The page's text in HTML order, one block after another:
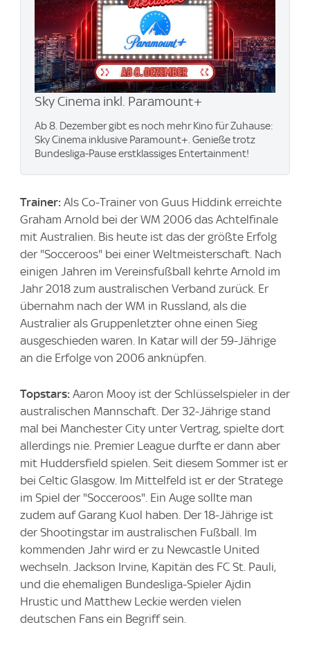
Sky Cinema inkl. Paramount+
Ab 8. Dezember gibt es noch mehr Kino für Zuhause:
Sky Cinema inklusive Paramount+. Genieße trotz
Bundesliga-Pause erstklassiges Entertainment!
Trainer: Als Co-Trainer von Guus Hiddink erreichte
Graham Arnold bei der WM 2006 das Achtelfinale
mit Australien. Bis heute ist das der größte Erfolg
der "Socceroos" bei einer Weltmeisterschaft. Nach
einigen Jahren im Vereinsfußball kehrte Arnold im
Jahr 2018 zum australischen Verband zurück. Er
übernahm nach der WM in Russland, als die
Australier als Gruppenletzter ohne einen Sieg
ausgeschieden waren. In Katar will der 59-Jährige
an die Erfolge von 2006 anknüpfen.
Topstars: Aaron Mooy ist der Schlüsselspieler in der
australischen Mannschaft. Der 32-Jährige stand
mal bei Manchester City unter Vertrag, spielte dort
allerdings nie. Premier League durfte er dann aber
mit Huddersfield spielen. Seit diesem Sommer ist er
bei Celtic Glasgow. Im Mittelfeld ist er der Stratege
im Spiel der "Socceroos". Ein Auge sollte man
zudem auf Garang Kuol haben. Der 18-Jährige ist
der Shootingstar im australischen Fußball. Im
kommenden Jahr wird er zu Newcastle United
wechseln. Jackson Irvine, Kapitän des FC St. Pauli,
und die ehemaligen Bundesliga-Spieler Ajdin
Hrustic und Matthew Leckie werden vielen
deutschen Fans ein Begriff sein.